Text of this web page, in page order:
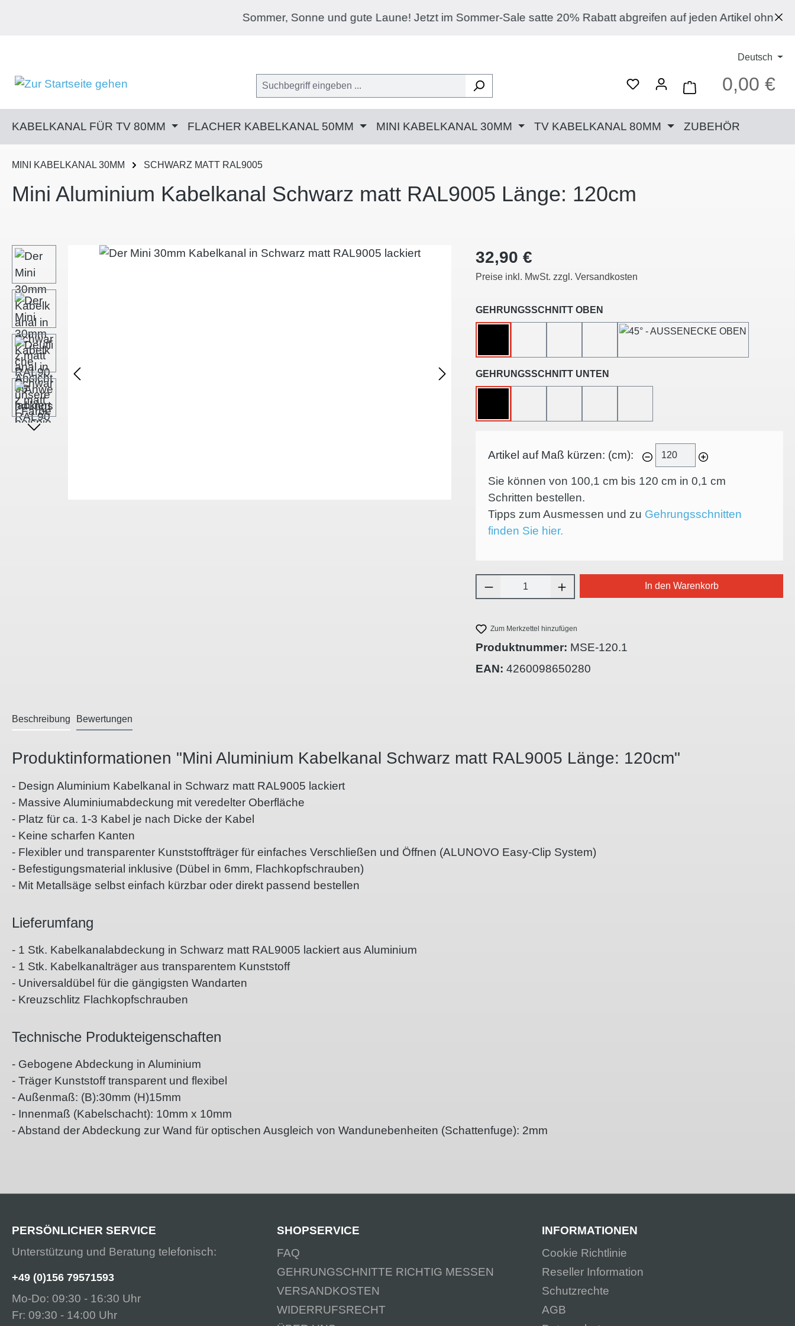
Sommer, Sonne und gute Laune! Jetzt im Sommer-Sale satte 20% Rabatt abgreifen auf jeden Artikel ohne
Deutsch
0,00 €
KABELKANAL FÜR TV 80MM FLACHER KABELKANAL 50MM MINI KABELKANAL 30MM TV KABELKANAL 80MM ZUBEHÖR
MINI KABELKANAL 30MM SCHWARZ MATT RAL9005
Mini Aluminium Kabelkanal Schwarz matt RAL9005 Länge: 120cm
Bildergalerie überspringen Regulärer Preis:
32,90 €
Preise inkl. MwSt. zzgl. Versandkosten
GEHRUNGSSCHNITT OBEN
GEHRUNGSSCHNITT UNTEN
Artikel auf Maß kürzen: (cm):
Sie können von 100,1 cm bis 120 cm in 0,1 cm
Schritten bestellen.
Tipps zum Ausmessen und zu Gehrungsschnitten
finden Sie hier.
Produkt Anzahl: Gib den gewünschten Wert ein
In den Warenkorb
Zum Merkzettel hinzufügen
Produktnummer: MSE-120.1
EAN: 4260098650280
Beschreibung Bewertungen
Produktinformationen "Mini Aluminium Kabelkanal Schwarz matt RAL9005 Länge: 120cm"
- Design Aluminium Kabelkanal in Schwarz matt RAL9005 lackiert
- Massive Aluminiumabdeckung mit veredelter Oberfläche
- Platz für ca. 1-3 Kabel je nach Dicke der Kabel
- Keine scharfen Kanten
- Flexibler und transparenter Kunststoffträger für einfaches Verschließen und Öffnen (ALUNOVO Easy-Clip System)
- Befestigungsmaterial inklusive (Dübel in 6mm, Flachkopfschrauben)
- Mit Metallsäge selbst einfach kürzbar oder direkt passend bestellen
Lieferumfang
- 1 Stk. Kabelkanalabdeckung in Schwarz matt RAL9005 lackiert aus Aluminium
- 1 Stk. Kabelkanalträger aus transparentem Kunststoff
- Universaldübel für die gängigsten Wandarten
- Kreuzschlitz Flachkopfschrauben
Technische Produkteigenschaften
- Gebogene Abdeckung in Aluminium
- Träger Kunststoff transparent und flexibel
- Außenmaß: (B):30mm (H)15mm
- Innenmaß (Kabelschacht): 10mm x 10mm
- Abstand der Abdeckung zur Wand für optischen Ausgleich von Wandunebenheiten (Schattenfuge): 2mm
PERSÖNLICHER SERVICE
Unterstützung und Beratung telefonisch:
+49 (0)156 79571593
Mo-Do: 09:30 - 16:30 Uhr
Fr: 09:30 - 14:00 Uhr
SHOPSERVICE
FAQ
GEHRUNGSCHNITTE RICHTIG MESSEN
VERSANDKOSTEN
WIDERRUFSRECHT
INFORMATIONEN
Cookie Richtlinie
Reseller Information
Schutzrechte
AGB